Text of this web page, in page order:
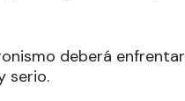
deberá enfrentar
serio.